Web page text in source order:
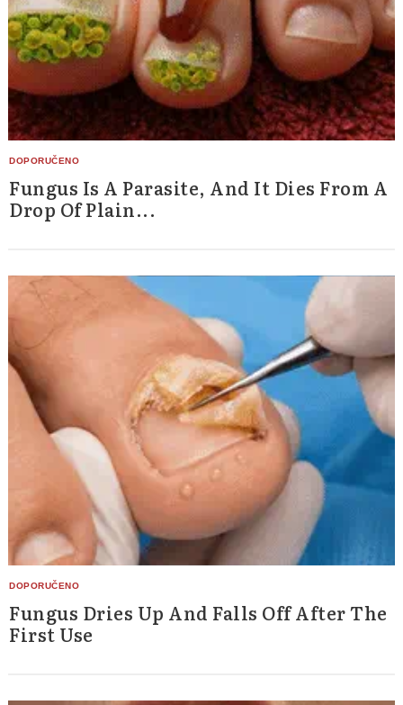
Fungus Is A Parasite, And It Dies From A
Drop Of Plain...
Fungus Dries Up And Falls Off After The
First Use